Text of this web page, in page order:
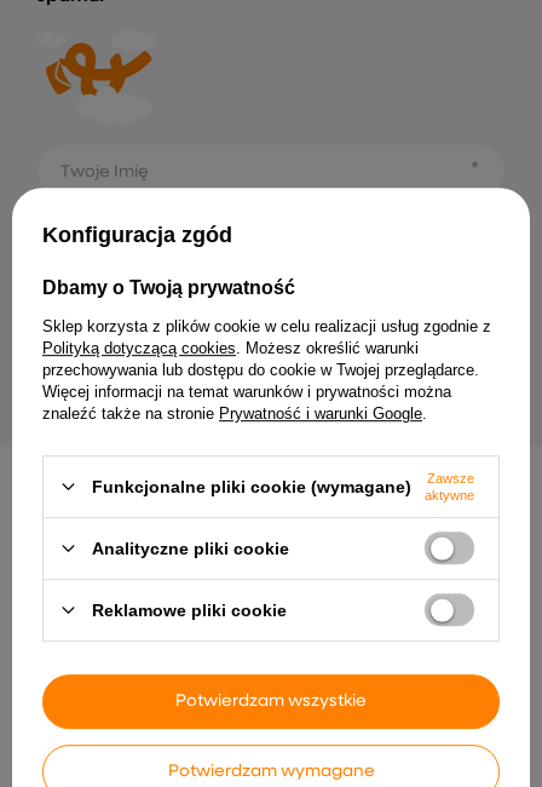
Twoje Imię
Twój email
osobowych (adres e-mail) na potrzeby wysyłki
newslettera z informacją handlową (marketing). Więcej
wpolityce prywatności.
ZAPISZ SIĘ
Dostawa ZamówienieZwroty Pomoc
Konfiguracja zgód
Dbamy o Twoją prywatność
Sklep korzysta z plików cookie w celu realizacji usług zgodnie z
Polityką dotyczącą cookies . Możesz określić warunki
przechowywania lub dostępu do cookie w Twojej przeglądarce.
Więcej informacji na temat warunków i prywatności można
znaleźć także na stronie Prywatność i warunki Google
Funkcjonalne pliki cookie (wymagane)
Zawsze
aktywne
Analityczne pliki cookie
Reklamowe pliki cookie
Potwierdzam wymagane
Potwierdzam wszystkie